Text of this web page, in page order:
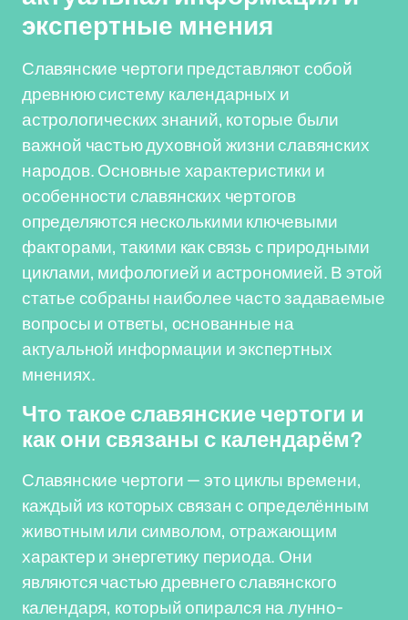
экспертные мнения
Славянские чертоги представляют собой
древнюю систему календарных и
астрологических знаний, которые были
важной частью духовной жизни славянских
народов. Основные характеристики и
особенности славянских чертогов
определяются несколькими ключевыми
факторами, такими как связь с природными
циклами, мифологией и астрономией. В этой
статье собраны наиболее часто задаваемые
вопросы и ответы, основанные на
актуальной информации и экспертных
мнениях.
Что такое славянские чертоги и
как они связаны с календарём?
Славянские чертоги — это циклы времени,
каждый из которых связан с определённым
животным или символом, отражающим
характер и энергетику периода. Они
являются частью древнего славянского
календаря, который опирался на лунно-